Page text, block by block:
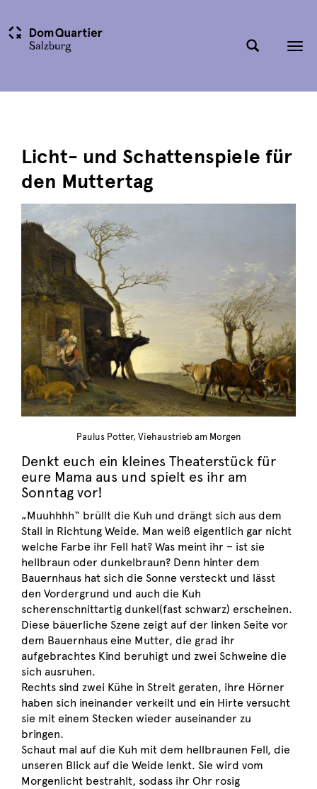
Licht- und Schattenspiele für
den Muttertag
Paulus Potter, Viehaustrieb am Morgen
Denkt euch ein kleines Theaterstück für
eure Mama aus und spielt es ihr am
Sonntag vor!
„Muuhhhh“ brüllt die Kuh und drängt sich aus dem
Stall in Richtung Weide. Man weiß eigentlich gar nicht
welche Farbe ihr Fell hat? Was meint ihr – ist sie
hellbraun oder dunkelbraun? Denn hinter dem
Bauernhaus hat sich die Sonne versteckt und lässt
den Vordergrund und auch die Kuh
scherenschnittartig dunkel(fast schwarz) erscheinen.
Diese bäuerliche Szene zeigt auf der linken Seite vor
dem Bauernhaus eine Mutter, die grad ihr
aufgebrachtes Kind beruhigt und zwei Schweine die
sich ausruhen.
Rechts sind zwei Kühe in Streit geraten, ihre Hörner
haben sich ineinander verkeilt und ein Hirte versucht
sie mit einem Stecken wieder auseinander zu
bringen.
Schaut mal auf die Kuh mit dem hellbraunen Fell, die
unseren Blick auf die Weide lenkt. Sie wird vom
Morgenlicht bestrahlt, sodass ihr Ohr rosig